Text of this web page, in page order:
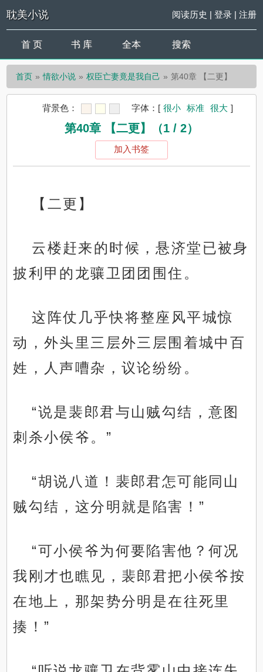
耽美小说 阅读历史 | 登录| 注册
首 页 书 库 全本 搜索
首页 情欲小说 权臣亡妻竟是我自己 第40章 【二更】
背景色： 字体： [ 很小 标准 很大 ]
第40章 【二更】（1 / 2）
加入书签
【二更】
云楼赶来的时候，悬济堂已被身
披利甲的龙骧卫团团围住。
这阵仗几乎快将整座风平城惊
动，外头里三层外三层围着城中百
姓，人声嘈杂，议论纷纷。
“说是裴郎君与山贼勾结，意图
刺杀小侯爷。”
“胡说八道！裴郎君怎可能同山
贼勾结，这分明就是陷害！”
“可小侯爷为何要陷害他？何况
我刚才也瞧见，裴郎君把小侯爷按
在地上，那架势分明是在往死里
揍！”